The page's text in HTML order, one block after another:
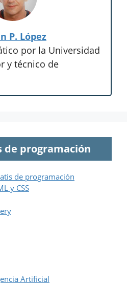
P. López
por la Universidad
y técnico de
de programación
de programación
y CSS
Artificial